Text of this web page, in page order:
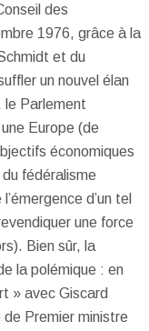
des
1976, grâce à la
et du
un nouvel élan
le Parlement
Europe (de
économiques
fédéralisme
d’un tel
une force
Bien sûr, la
la polémique : en
» avec Giscard
de Premier ministre